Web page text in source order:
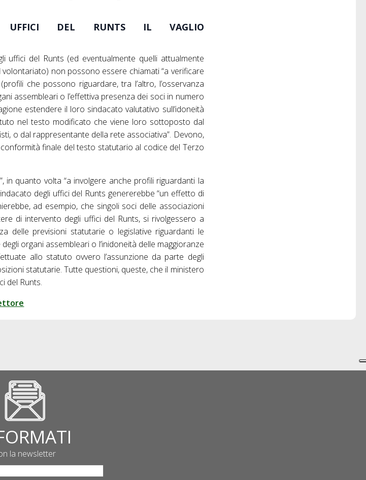
UFFICI DEL RUNTS IL VAGLIO
uffici del Runts (ed eventualmente quelli attualmente
non possono essere chiamati “a verificare
che possono riguardare, tra l’altro, l’osservanza
assembleari o l’effettiva presenza dei soci in numero
estendere il loro sindacato valutativo sull’idoneità
nel testo modificato che viene loro sottoposto dal
o dal rappresentante della rete associativa”. Devono,
finale del testo statutario al codice del Terzo
in quanto volta “a involgere anche profili riguardanti la
degli uffici del Runts genererebbe “un effetto di
ad esempio, che singoli soci delle associazioni
di intervento degli uffici del Runts, si rivolgessero a
delle previsioni statutarie o legislative riguardanti le
organi assembleari o l’inidoneità delle maggioranze
allo statuto ovvero l’assunzione da parte degli
statutarie. Tutte questioni, queste, che il ministero
del Runts.
la newsletter